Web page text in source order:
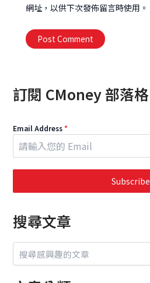
網址，以供下次發佈留言時使用。
訂閱 CMoney 部落格
Email Address*
Subscribe
搜尋文章